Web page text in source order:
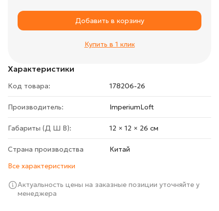
Характеристики
Код товара: 178206-26
Производитель: ImperiumLoft
Габариты (Д Ш В): 12 × 12 × 26 cм
Страна производства
Китай
Все характеристики
Актуальность цены на заказные позиции уточняйте у
менеджера
Добавить в корзину
Купить в 1 клик